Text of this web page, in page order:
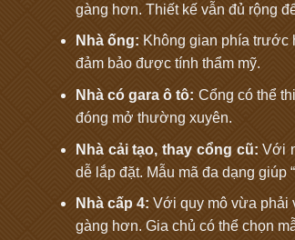
gàng hơn. Thiết kế vẫn đủ rộng
Nhà ống: Không gian phía trước
đảm bảo được tính thẩm mỹ.
Nhà có gara ô tô: Cổng có thể
đóng mở thường xuyên.
Nhà cải tạo, thay cổng cũ: Với
dễ lắp đặt. Mẫu mã đa dạng giúp
Nhà cấp 4: Với quy mô vừa phải
gàng hơn. Gia chủ có thể chọn